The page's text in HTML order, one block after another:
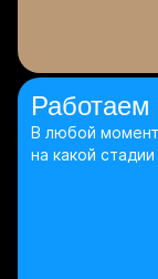
Работаем
В любой
на какой